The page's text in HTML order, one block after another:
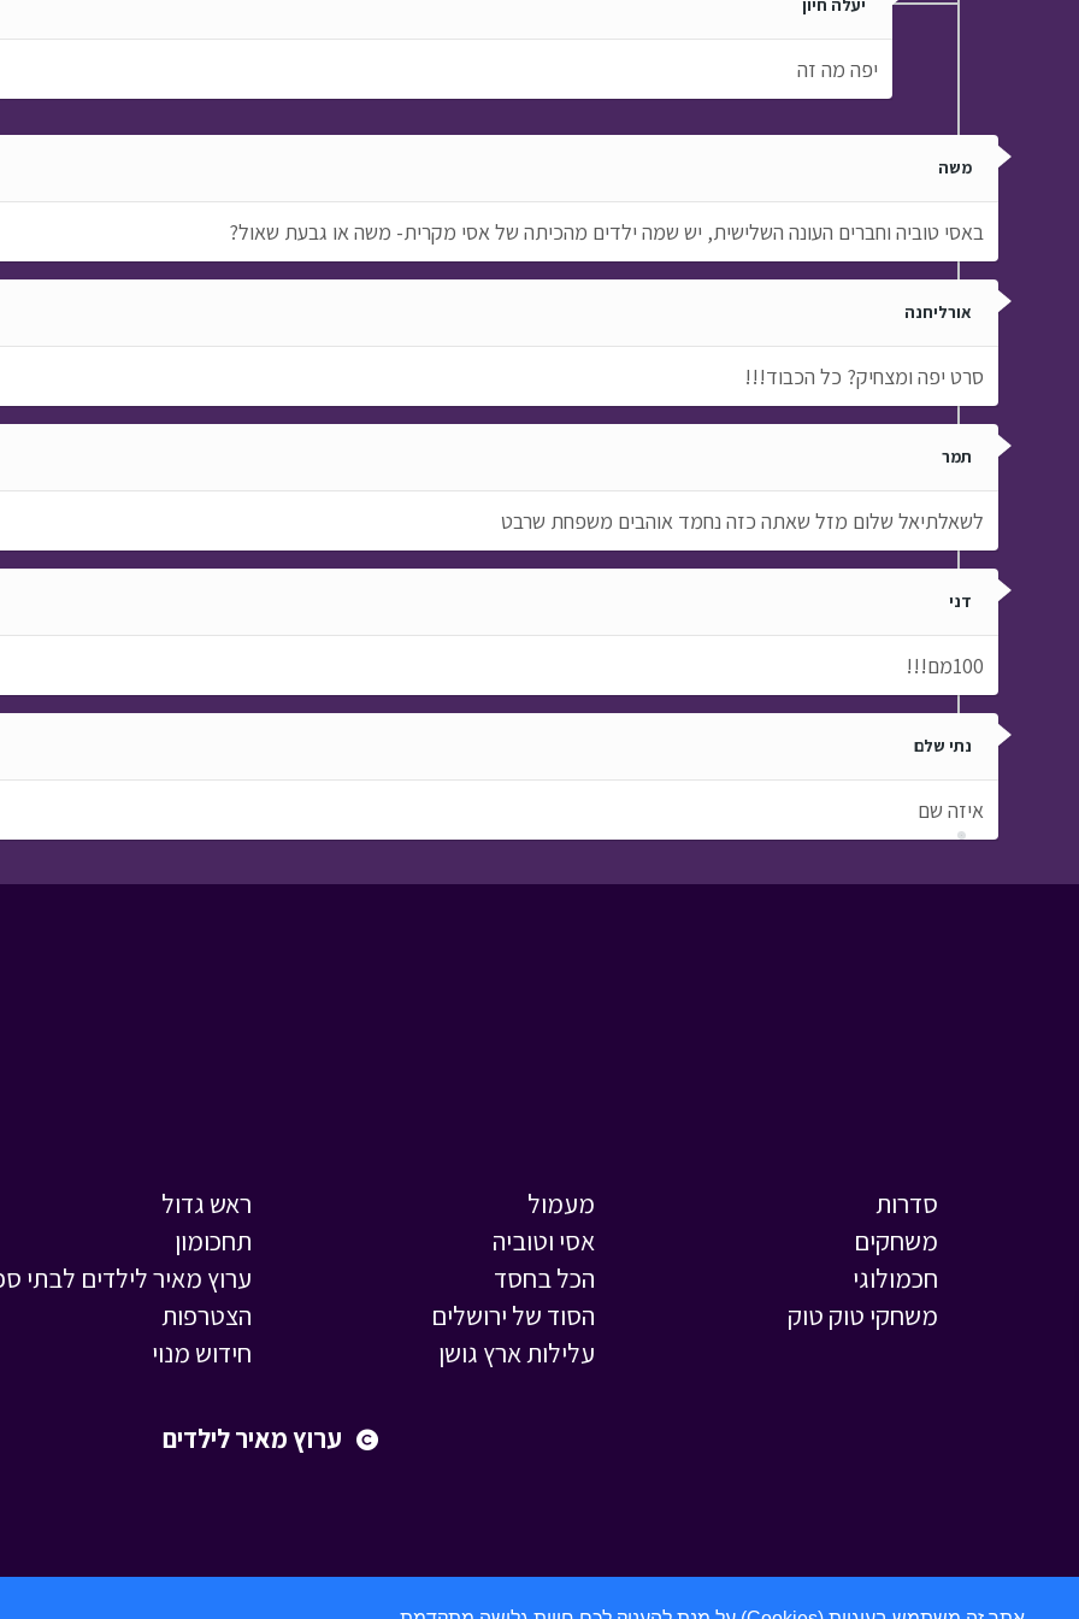
יעלה חיון
יפה מה זה
משה
באסי טוביה וחברים העונה השלישית, יש שמה ילדים מהכיתה של אסי מקרית- משה או גבעת שאול?
אורליחנה
סרט יפה ומצחיק? כל הכבוד!!!
תמר
לשאלתיאל שלום מזל שאתה כזה נחמד אוהבים משפחת שרבט
דני
100מם!!!
נתי שלם
איזה שם
סדרות
משחקים
חכמולוגי
משחקי טוק טוק
מעמול
אסי וטוביה
הכל בחסד
הסוד של ירושלים
עלילות ארץ גושן
ראש גדול
תחכומון
ערוץ מאיר לילדים לבתי
הצטרפות
חידוש מנוי